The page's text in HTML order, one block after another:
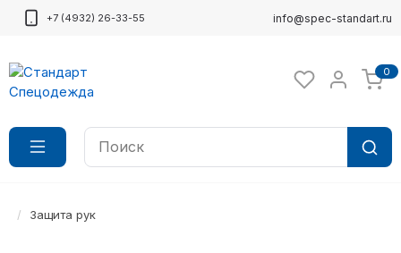
+7 (4932) 26-33-55 info@spec-standart.ru
0
Защита рук